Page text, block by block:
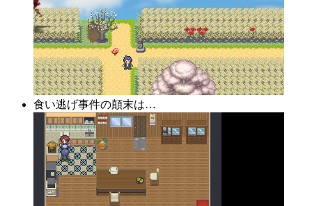
食い逃げ事件の顛末は…